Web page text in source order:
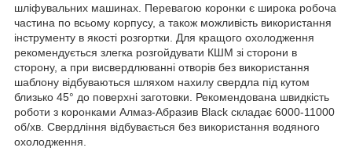
шліфувальних машинах. Перевагою коронки є широка робоча
частина по всьому корпусу, а також можливість використання
інструменту в якості розгортки. Для кращого охолодження
рекомендується злегка розгойдувати КШМ зі сторони в
сторону, а при висвердлюванні отворів без використання
шаблону відбуваються шляхом нахилу свердла під кутом
близько 45° до поверхні заготовки. Рекомендована швидкість
роботи з коронками Алмаз-Абразив Black складає 6000-11000
об/хв. Свердління відбувається без використання водяного
охолодження.